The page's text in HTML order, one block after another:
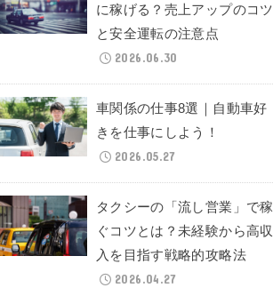
に稼げる？売上アップのコツ
と安全運転の注意点
2026.06.30
車関係の仕事8選｜自動車好
きを仕事にしよう！
2026.05.27
タクシーの「流し営業」で稼
ぐコツとは？未経験から高収
入を目指す戦略的攻略法
2026.04.27